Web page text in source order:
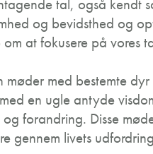
tal, også kendt
og bevidsthed og
at fokusere på vores
med bestemte
en ugle antyde
forandring. Disse
gennem livets